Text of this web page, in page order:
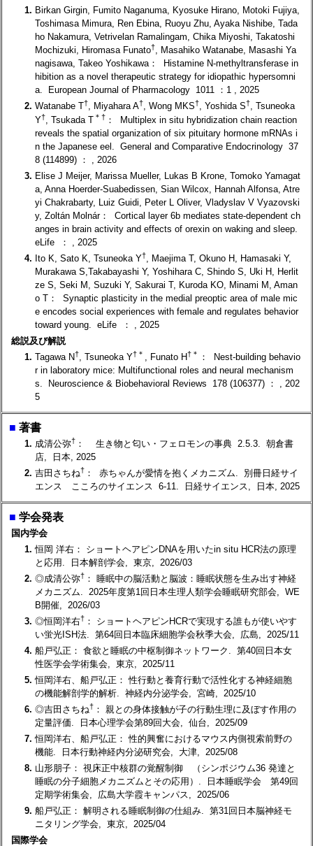
1. Birkan Girgin, Fumito Naganuma, Kyosuke Hirano, Motoki Fujiya,
Toshimasa Mimura, Ren Ebina, Ruoyu Zhu, Ayaka Nishibe, Tada
ho Nakamura, Vetrivelan Ramalingam, Chika Miyoshi, Takatoshi
Mochizuki, Hiromasa Funato†, Masahiko Watanabe, Masashi Ya
nagisawa, Takeo Yoshikawa： Histamine N-methyltransferase in
hibition as a novel therapeutic strategy for idiopathic hypersomni
a. European Journal of Pharmacology 1011 ：1 , 2025
2. Watanabe T†, Miyahara A†, Wong MKS†, Yoshida S†, Tsuneoka
Y† , Tsukada T ＊ † ： Multiplex in situ hybridization chain reaction
reveals the spatial organization of six pituitary hormone mRNAs i
n the Japanese eel. General and Comparative Endocrinology 37
8 (114899) ： , 2026
3. Elise J Meijer, Marissa Mueller, Lukas B Krone, Tomoko Yamagat
a, Anna Hoerder-Suabedissen, Sian Wilcox, Hannah Alfonsa, Atre
yi Chakrabarty, Luiz Guidi, Peter L Oliver, Vladyslav V Vyazovski
y, Zoltán Molnár： Cortical layer 6b mediates state-dependent ch
anges in brain activity and effects of orexin on waking and sleep.
eLife ： , 2025
4. Ito K, Sato K, Tsuneoka Y†, Maejima T, Okuno H, Hamasaki Y,
Murakawa S,Takabayashi Y, Yoshihara C, Shindo S, Uki H, Herlit
ze S, Seki M, Suzuki Y, Sakurai T, Kuroda KO, Minami M, Aman
o T： Synaptic plasticity in the medial preoptic area of male mic
e encodes social experiences with female and regulates behavior
toward young. eLife ： , 2025
総説及び解説
1. Tagawa N†, Tsuneoka Y† ＊ , Funato H† ＊
： Nest-building behavio
r in laboratory mice: Multifunctional roles and neural mechanism
s. Neuroscience & Biobehavioral Reviews 178 (106377) ： , 202
5
■ 著書
1. 成清公弥† ： 生き物と匂い・フェロモンの事典 2.5.3. 朝倉書
店, 日本, 2025
2. 吉田さちね† ： 赤ちゃんが愛情を抱くメカニズム. 別冊日経サイ
エンス こころのサイエンス 6-11. 日経サイエンス, 日本, 2025
■ 学会発表
国内学会
1. 恒岡 洋右： ショートヘアピンDNAを用いたin situ HCR法の原理
と応用. 日本解剖学会, 東京, 2026/03
2. ◎成清公弥† ： 睡眠中の脳活動と脳波：睡眠状態を生み出す神経
メカニズム. 2025年度第1回日本生理人類学会睡眠研究部会, WE
B開催, 2026/03
3. ◎恒岡洋右† ： ショートヘアピンHCRで実現する誰もが使いやす
い蛍光ISH法. 第64回日本臨床細胞学会秋季大会, 広島, 2025/11
4. 船戸弘正： 食欲と睡眠の中枢制御ネットワーク. 第40回日本女
性医学会学術集会, 東京, 2025/11
5. 恒岡洋右、船戸弘正： 性行動と養育行動で活性化する神経細胞
の機能解剖学的解析. 神経内分泌学会, 宮崎, 2025/10
6. ◎吉田さちね† ： 親との身体接触が子の行動生理に及ぼす作用の
定量評価. 日本心理学会第89回大会, 仙台, 2025/09
7. 恒岡洋右、船戸弘正： 性的興奮におけるマウス内側視索前野の
機能. 日本行動神経内分泌研究会, 大津, 2025/08
8. 山形朋子： 視床正中核群の覚醒制御 （シンポジウム36 発達と
睡眠の分子細胞メカニズムとその応用）. 日本睡眠学会 第49回
定期学術集会, 広島大学霞キャンパス, 2025/06
9. 船戸弘正： 解明される睡眠制御の仕組み. 第31回日本脳神経モ
ニタリング学会, 東京, 2025/04
国際学会